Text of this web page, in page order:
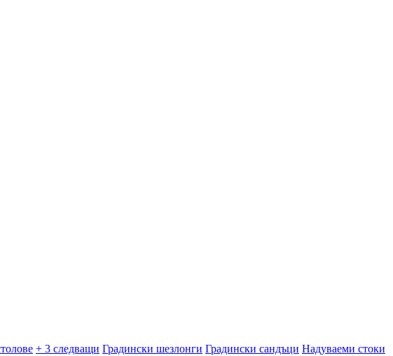
+ 3 следващи Градински шезлонги Градински сандъци Надуваеми стоки